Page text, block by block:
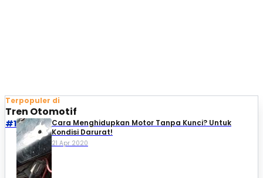
Terpopuler di
Tren Otomotif
#1
Cara Menghidupkan Motor Tanpa Kunci? Untuk
Kondisi Darurat!
21 Apr 2020